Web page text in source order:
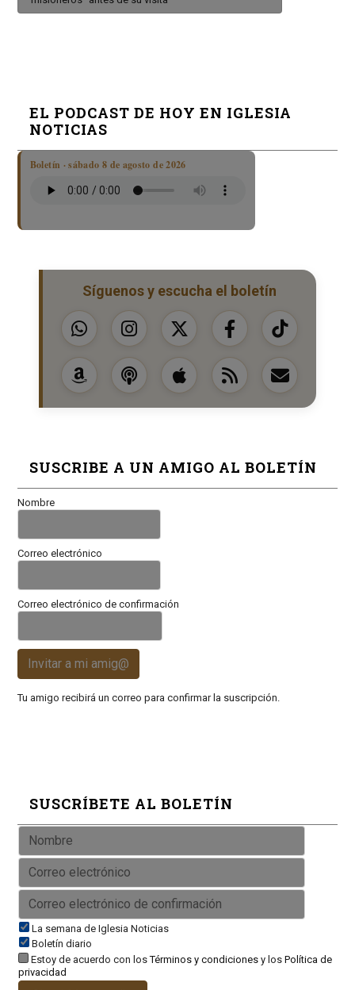
EL PODCAST DE HOY EN IGLESIA
NOTICIAS
Boletín · sábado 8 de agosto de 2026
Síguenos y escucha el boletín
SUSCRIBE A UN AMIGO AL BOLETÍN
Nombre
Correo electrónico
Correo electrónico de confirmación
Invitar a mi amig@
Tu amigo recibirá un correo para confirmar la suscripción.
SUSCRÍBETE AL BOLETÍN
La semana de Iglesia Noticias
Boletín diario
Estoy de acuerdo con losTérminos y condicionesy los Política de
privacidad